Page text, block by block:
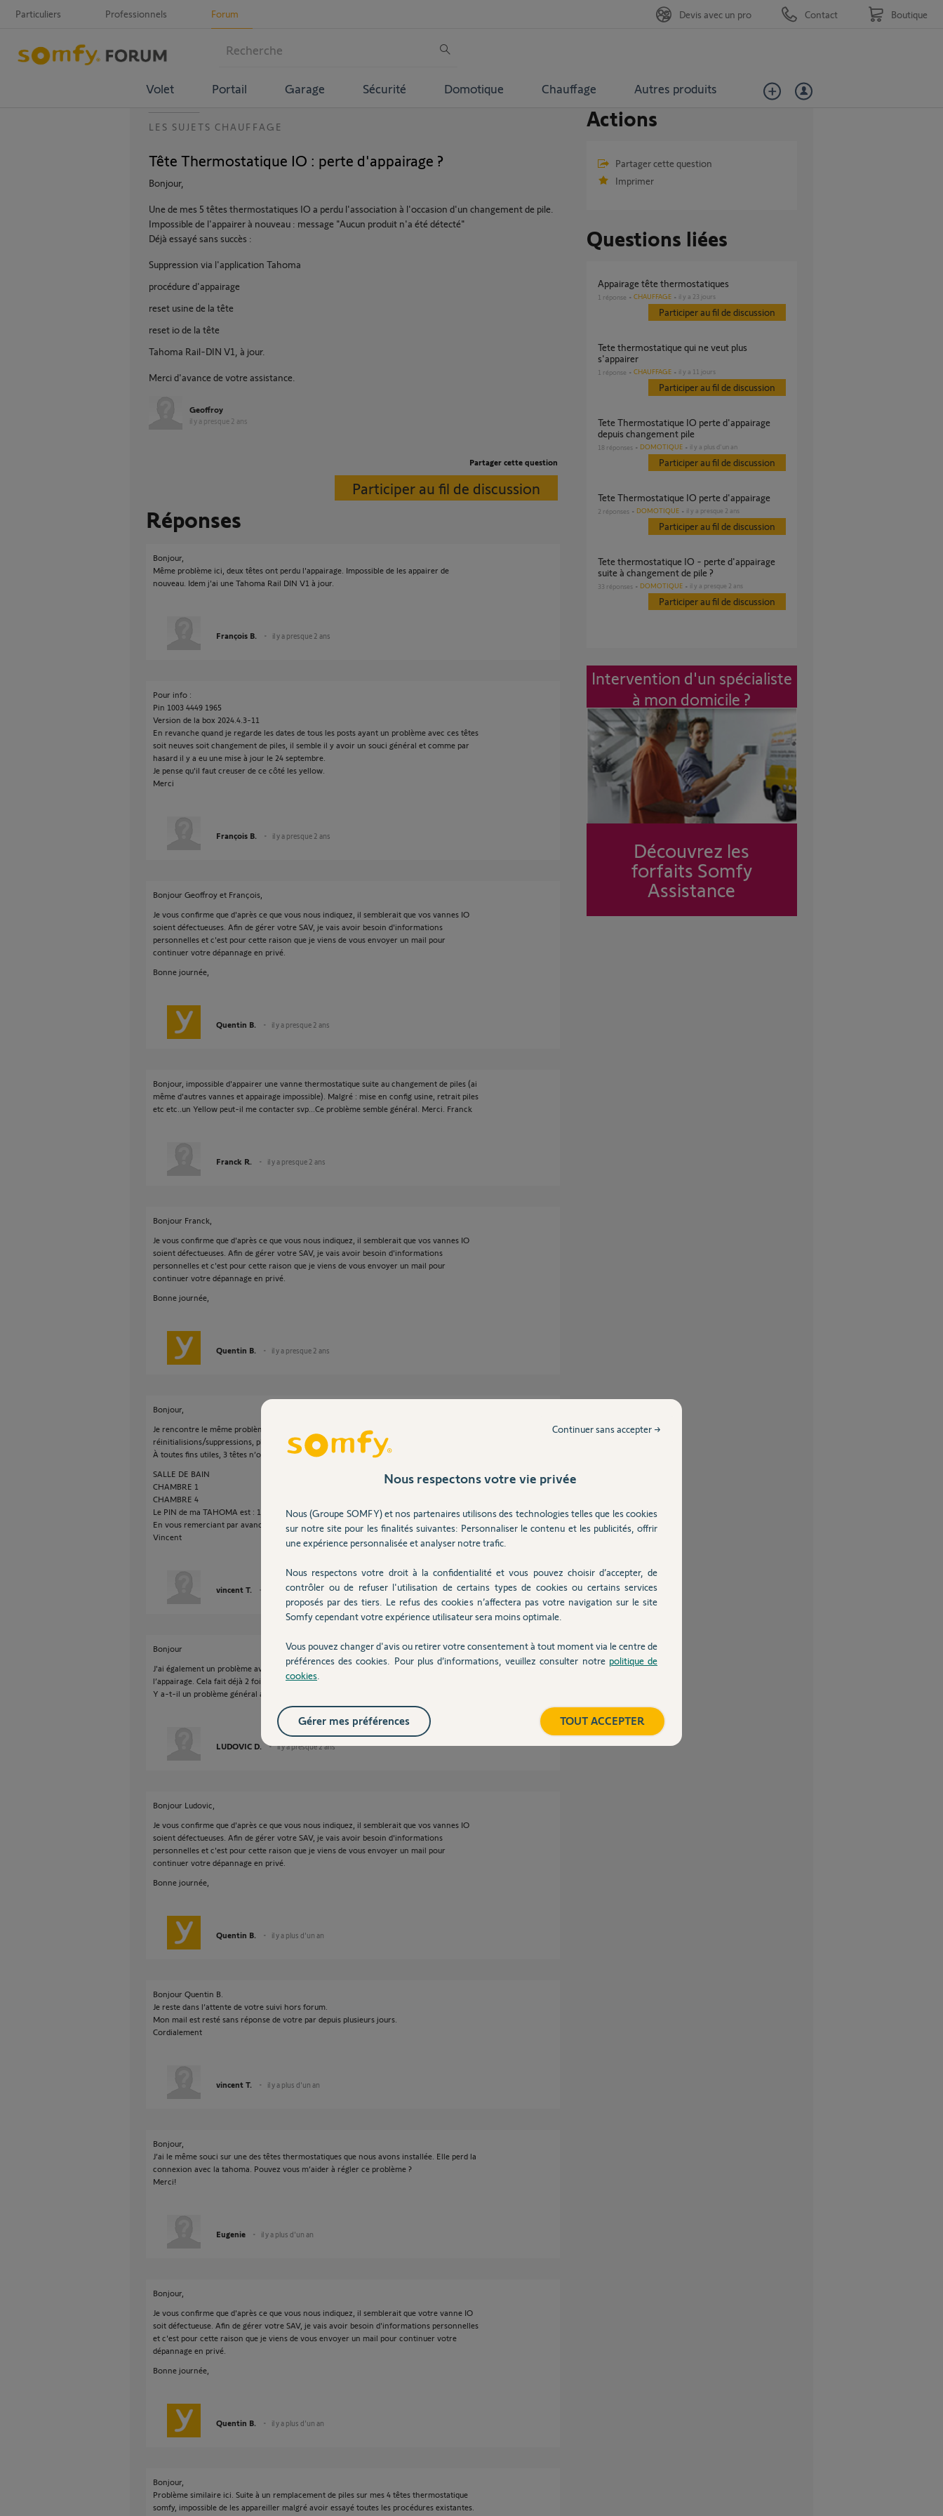
Particuliers Professionnels Forum
Volet Portail Garage Sécurité Domotique Chauffage Autres produits
Devis avec un pro Contact Boutique
LES SUJETS CHAUFFAGE
Tête Thermostatique IO : perte d'appairage ?
Bonjour,
Une de mes 5 têtes thermostatiques IO a perdu l'association à l'occasion d'un changement de pile.
Impossible de l'appairer à nouveau : message "Aucun produit n'a été détecté"
Déjà essayé sans succès :
Suppression via l'application Tahoma
procédure d'appairage
reset usine de la tête
reset io de la tête
Tahoma Rail-DIN V1, à jour.
Merci d'avance de votre assistance.
Geoffroy
il y a presque 2 ans
Partager cette question
Participer au fil de discussion
Réponses
Bonjour,
Même problème ici, deux têtes ont perdu l'appairage. Impossible de les appairer de
nouveau. Idem j'ai une Tahoma Rail DIN V1 à jour.
François B. il y a presque 2 ans
Pour info :
Pin 1003 4449 1965
Version de la box 2024.4.3-11
En revanche quand je regarde les dates de tous les posts ayant un problème avec ces têtes
soit neuves soit changement de piles, il semble il y avoir un souci général et comme par
hasard il y a eu une mise à jour le 24 septembre.
Je pense qu'il faut creuser de ce côté les yellow.
Merci
François B. il y a presque 2 ans
Bonjour Geoffroy et François,
Je vous confirme que d'après ce que vous nous indiquez, il semblerait que vos vannes IO
soient défectueuses. Afin de gérer votre SAV, je vais avoir besoin d'informations
personnelles et c'est pour cette raison que je viens de vous envoyer un mail pour
continuer votre dépannage en privé.
Bonne journée,
Quentin B. il y a presque 2 ans
Bonjour, impossible d'appairer une vanne thermostatique suite au changement de piles (ai
même d'autres vannes et appairage impossible). Malgré : mise en config usine, retrait piles
etc etc..un Yellow peut-il me contacter svp...Ce problème semble général. Merci. Franck
Franck R. il y a presque 2 ans
Bonjour Franck,
Je vous confirme que d'après ce que vous nous indiquez, il semblerait que vos vannes IO
soient défectueuses. Afin de gérer votre SAV, je vais avoir besoin d'informations
personnelles et c'est pour cette raison que je viens de vous envoyer un mail pour
continuer votre dépannage en privé.
Bonne journée,
Quentin B. il y a presque 2 ans
Bonjour,
Je rencontre le même problème. Après remplacement des piles et plusieurs
réinitialisions/suppressions, plusieurs têtes ne sont plus reconnues par Tahoma.
À toutes fins utiles, 3 têtes n’ont pas pu être réinstallées :
SALLE DE BAIN
CHAMBRE 1
CHAMBRE 4
Le PIN de ma TAHOMA est : 1237-5729-9940.
En vous remerciant par avance,
Vincent
vincent T. il y a presque 2 ans
Bonjour
J'ai également un problème avec une tête thermostatique. Impossible de réaliser
l’appairage. Cela fait déjà 2 fois que le SAV intervient en réalisant un échange en garantie.
Y a-t-il un problème général avec ce produit ?
LUDOVIC D. il y a presque 2 ans
Bonjour Ludovic,
Je vous confirme que d'après ce que vous nous indiquez, il semblerait que vos vannes IO
soient défectueuses. Afin de gérer votre SAV, je vais avoir besoin d'informations
personnelles et c'est pour cette raison que je viens de vous envoyer un mail pour
continuer votre dépannage en privé.
Bonne journée,
Quentin B. il y a plus d'un an
Bonjour Quentin B.
Je reste dans l’attente de votre suivi hors forum.
Mon mail est resté sans réponse de votre par depuis plusieurs jours.
Cordialement
vincent T. il y a plus d'un an
Bonjour,
J’ai le même souci sur une des têtes thermostatiques que nous avons installée. Elle perd la
connexion avec la tahoma. Pouvez vous m’aider à régler ce problème ?
Merci!
Eugenie il y a plus d'un an
Bonjour,
Je vous confirme que d'après ce que vous nous indiquez, il semblerait que votre vanne IO
soit défectueuse. Afin de gérer votre SAV, je vais avoir besoin d'informations personnelles
et c'est pour cette raison que je viens de vous envoyer un mail pour continuer votre
dépannage en privé.
Bonne journée,
Quentin B. il y a plus d'un an
Bonjour,
Problème similaire ici. Suite à un remplacement de piles sur mes 4 têtes thermostatique
somfy, impossible de les appareiller malgré avoir essayé toutes les procédures existantes.
Actions
Partager cette question
Imprimer
Questions liées
Appairage tête thermostatiques
1 réponse CHAUFFAGE il y a 23 jours
Participer au fil de discussion
tete thermostatique qui ne veut plus
s'appairer
1 réponse CHAUFFAGE il y a 11 jours
Participer au fil de discussion
Tete Thermostatique IO perte d'appairage
depuis changement pile
18 réponses DOMOTIQUE il y a plus d'un an
Participer au fil de discussion
Tete Thermostatique IO perte d'appairage
2 réponses DOMOTIQUE il y a presque 2 ans
Participer au fil de discussion
Tete thermostatique IO - perte d'appairage
suite à changement de pile ?
33 réponses DOMOTIQUE il y a presque 2 ans
Participer au fil de discussion
Intervention d'un spécialiste
à mon domicile ?
Découvrez les
forfaits Somfy
Assistance
Nous respectons votre vie privée
Nous (Groupe SOMFY) et nos partenaires utilisons des technologies telles que les cookies
sur notre site pour les finalités suivantes: Personnaliser le contenu et les publicités, offrir
une expérience personnalisée et analyser notre trafic.
Nous respectons votre droit à la confidentialité et vous pouvez choisir d’accepter, de
contrôler ou de refuser l'utilisation de certains types de cookies ou certains services
proposés par des tiers. Le refus des cookies n’affectera pas votre navigation sur le site
Somfy cependant votre expérience utilisateur sera moins optimale.
Vous pouvez changer d'avis ou retirer votre consentement à tout moment via le centre de
préférences des cookies. Pour plus d’informations, veuillez consulter notre politique de
cookies
Continuer sans accepter →
TOUT ACCEPTER
Gérer mes préférences